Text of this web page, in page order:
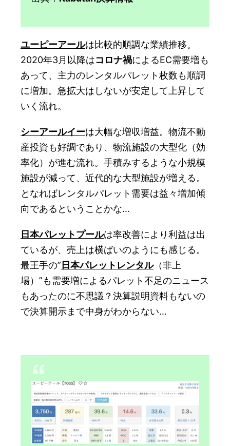
ユーピーアールは比較的順調な業績推移。
2020年3月以降はコロナ禍によるEC需要増も
あって、主力のレンタルパレット枚数も順調
に増加。急拡大はしないが安定して上昇して
いく流れ。
シーアールイーは大幅な増収増益。物流不動
産投資も好調であり、物流施設の大型化（効
率化）が進む流れ。手積みするような小規模
施設が減って、近代的な大型施設が増える。
となればレンタルパレット需要は益々増加傾
向であるということかな…
日本パレットプールは率改善により利益は出
ているが、売上は横ばいのようにも感じる。
最王手の” 日本パレットレンタル（非上
場）”も需要増によるパレット不足のニュース
もあったのに不思議？決算説明資料もないの
で決算開示まで中身がわからない…